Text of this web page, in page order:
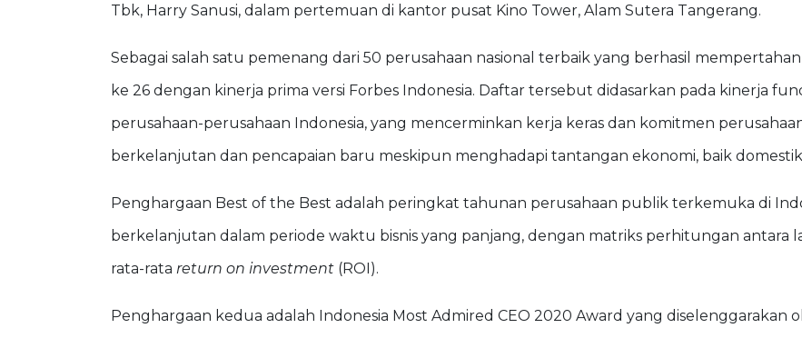
Tbk, Harry Sanusi, dalam pertemuan di kantor pusat Kino Tower, Alam Sutera Tangerang.
Sebagai salah satu pemenang dari 50 perusahaan nasional terbaik yang berhasil
ke 26 dengan kinerja prima versi Forbes Indonesia. Daftar tersebut didasarkan pada kinerja
perusahaan-perusahaan Indonesia, yang mencerminkan kerja keras dan komitmen
berkelanjutan dan pencapaian baru meskipun menghadapi tantangan ekonomi, baik
Penghargaan Best of the Best adalah peringkat tahunan perusahaan publik terkemuka di
berkelanjutan dalam periode waktu bisnis yang panjang, dengan matriks perhitungan antara
rata-rata return on investment (ROI).
Penghargaan kedua adalah Indonesia Most Admired CEO 2020 Award yang diselenggarakan